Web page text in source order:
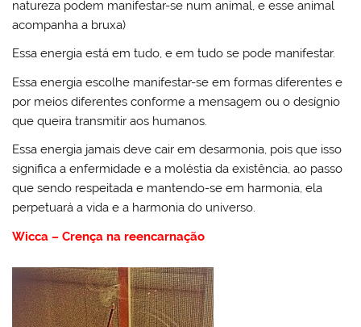
natureza podem manifestar-se num animal, e esse animal
acompanha a bruxa)
Essa energia está em tudo, e em tudo se pode manifestar.
Essa energia escolhe manifestar-se em formas diferentes e
por meios diferentes conforme a mensagem ou o desígnio
que queira transmitir aos humanos.
Essa energia jamais deve cair em desarmonia, pois que isso
significa a enfermidade e a moléstia da existência, ao passo
que sendo respeitada e mantendo-se em harmonia, ela
perpetuará a vida e a harmonia do universo.
Wicca – Crença na reencarnação